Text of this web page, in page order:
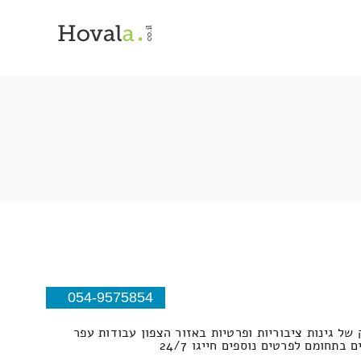
054-9575854
גינות ציבוריות ופרטיות באזור הצפון עבודות עפר
לפרטים נוספים חייגו 24/7